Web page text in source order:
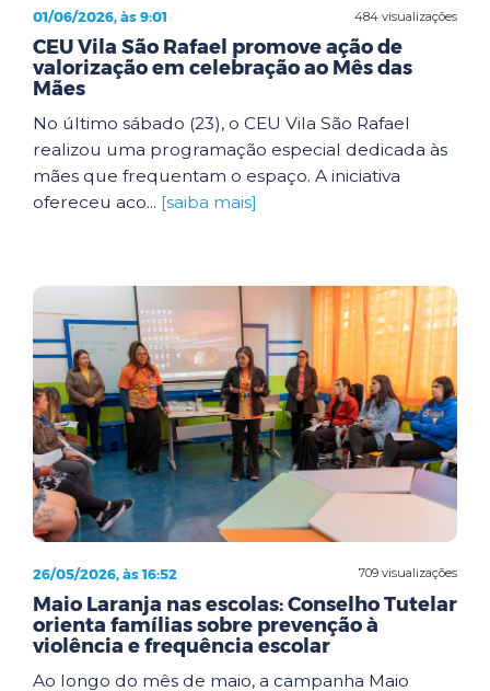
484 visualizações
01/06/2026, às 9:01
CEU Vila São Rafael promove ação de
valorização em celebração ao Mês das
Mães
No último sábado (23), o CEU Vila São Rafael
realizou uma programação especial dedicada às
mães que frequentam o espaço. A iniciativa
ofereceu aco... [saiba mais]
709 visualizações
26/05/2026, às 16:52
Maio Laranja nas escolas: Conselho Tutelar
orienta famílias sobre prevenção à
violência e frequência escolar
Ao longo do mês de maio, a campanha Maio